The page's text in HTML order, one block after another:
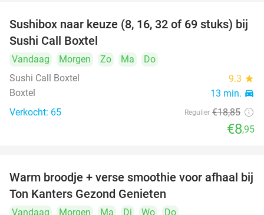
53%
Sushibox naar keuze (8, 16, 32 of 69 stuks) bij
Sushi Call Boxtel
Vandaag Morgen Zo Ma
Do
Sushi Call Boxtel
9.3 star
Boxtel 13 min. directions_car
Verkocht: 65 Regulier €18,85
€8,95
43%
Warm broodje + verse smoothie voor afhaal bij
Ton Kanters Gezond Genieten
Vandaag Morgen Ma Di Wo
Do